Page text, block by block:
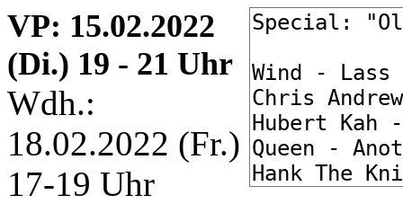
VP: 15.02.2022
(Di.) 19 - 21 Uhr
Wdh.:
18.02.2022 (Fr.)
17-19 Uhr